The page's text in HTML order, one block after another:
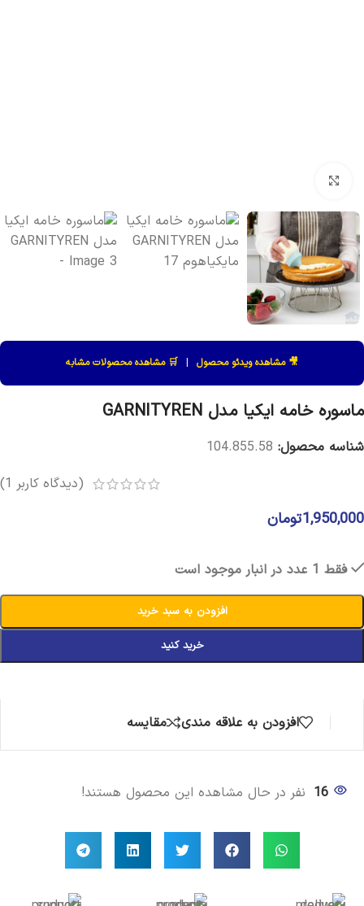
🎥 مشاهده ویدئو محصول | 🛒 مشاهده محصولات مشابه
ماسوره خامه‌ ایکیا مدل GARNITYREN
شناسه محصول: 104.855.58
(دیدگاه کاربر 1
)
1,950,000تومان
فقط 1 عدد در انبار موجود است
افزودن به سبد خرید
خرید کنید
افزودن به علاقه مندی مقایسه
16 نفر در حال مشاهده این محصول هستند!